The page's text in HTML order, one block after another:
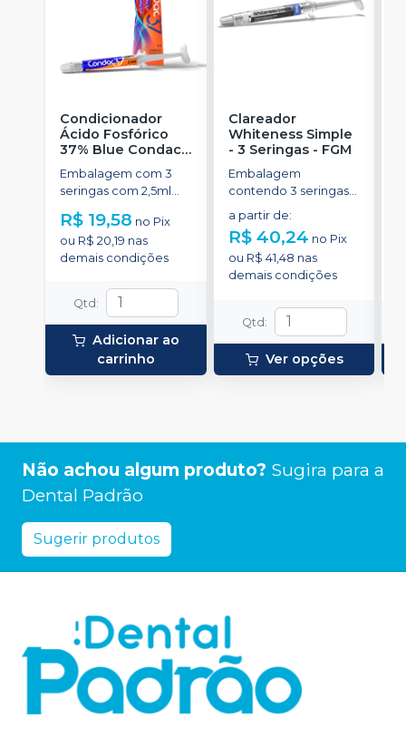
Condicionador
Ácido Fosfórico
37% Blue Condac-
FGM
Embalagem com 3
seringas com 2,5ml
ponteiras para
aplicação.
R$ 19,58 no Pix
ou R$ 20,19 nas
demais condições
Qtd:
Adicionar ao
carrinho
Clareador
Whiteness Simple
- 3 Seringas- FGM
Embalagem
contendo 3 seringas
com 3g de gel cada
uma.
a partir de:
R$ 40,24 no Pix
ou R$ 41,48 nas
demais condições
Qtd:
Ver opções
Não achou algum produto? Sugira para a
Dental Padrão
Sugerir produtos